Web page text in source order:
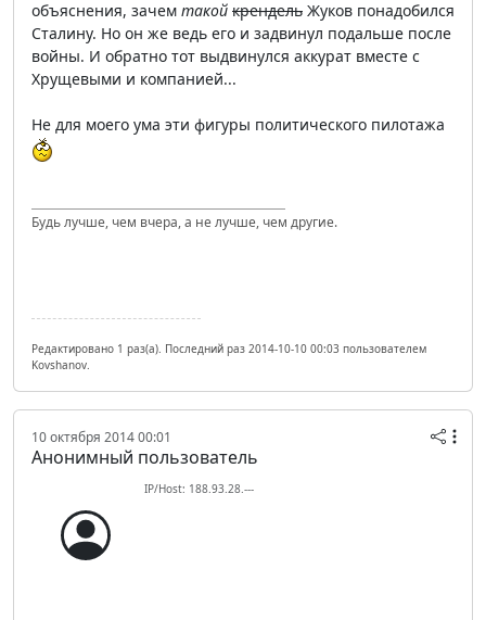
объяснения, зачем такой крендель Жуков понадобился
Сталину. Но он же ведь его и задвинул подальше после
войны. И обратно тот выдвинулся аккурат вместе с
Хрущевыми и компанией...
Не для моего ума эти фигуры политического пилотажа
Будь лучше, чем вчера, а не лучше, чем другие.
Редактировано 1 раз(а). Последний раз 2014-10-10 00:03 пользователем
Kovshanov.
10 октября 2014 00:01
Анонимный пользователь
IP/Host: 188.93.28.---